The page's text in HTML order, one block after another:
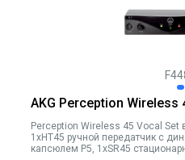
AKG Perception Wireless
Perception Wireless 45 Vocal Set
1хHT45 ручной передатчик с
капсюлем P5, 1хSR45